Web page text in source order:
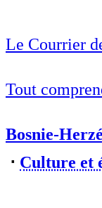
Le Courrier
Tout
Bosnie-
⋅ Culture et